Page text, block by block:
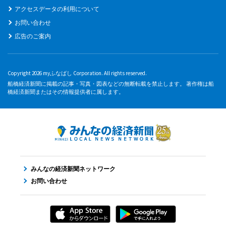
アクセスデータの利用について
お問い合わせ
広告のご案内
Copyright 2026 myふなばし Corporation. All rights reserved.
船橋経済新聞に掲載の記事・写真・図表などの無断転載を禁止します。 著作権は船
橋経済新聞またはその情報提供者に属します。
みんなの経済新聞ネットワーク
お問い合わせ